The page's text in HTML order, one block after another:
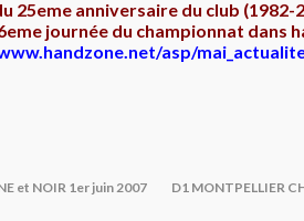
25eme anniversaire du club (1982-
journée du championnat dans
asp/
et NOIR 1er juin 2007 D1 MONTPELLIER